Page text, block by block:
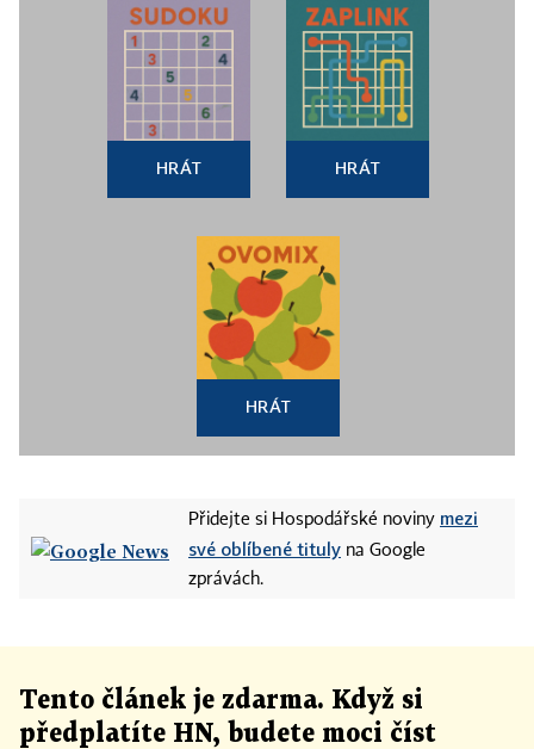
HRÁT HRÁT
HRÁT
Přidejte si Hospodářské noviny mezi
své oblíbené tituly na Google
zprávách.
Tento článek je zdarma. Když si
předplatíte HN, budete moci číst